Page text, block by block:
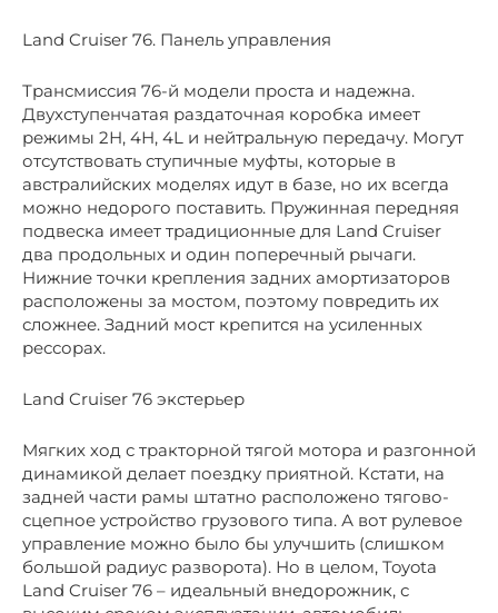
Land Cruiser 76. Панель управления
Трансмиссия 76-й модели проста и надежна.
Двухступенчатая раздаточная коробка имеет
режимы 2Н, 4Н, 4L и нейтральную передачу. Могут
отсутствовать ступичные муфты, которые в
австралийских моделях идут в базе, но их всегда
можно недорого поставить. Пружинная передняя
подвеска имеет традиционные для Land Cruiser
два продольных и один поперечный рычаги.
Нижние точки крепления задних амортизаторов
расположены за мостом, поэтому повредить их
сложнее. Задний мост крепится на усиленных
рессорах.
Land Cruiser 76 экстерьер
Мягких ход с тракторной тягой мотора и разгонной
динамикой делает поездку приятной. Кстати, на
задней части рамы штатно расположено тягово-
сцепное устройство грузового типа. А вот рулевое
управление можно было бы улучшить (слишком
большой радиус разворота). Но в целом, Toyota
Land Cruiser 76 – идеальный внедорожник, с